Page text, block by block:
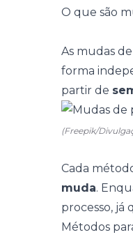
O que são
As mudas
forma
partir de
(Freepik/
Cada
muda.
processo, já
Métodos